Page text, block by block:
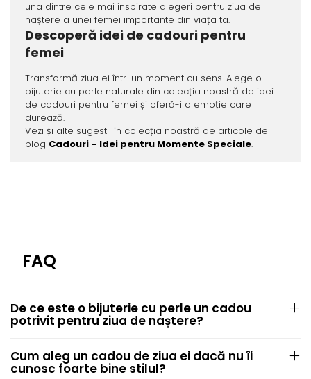
una dintre cele mai inspirate alegeri pentru ziua de
naștere a unei femei importante din viața ta.
Descoperă idei de cadouri pentru
femei
Transformă ziua ei într-un moment cu sens. Alege o
bijuterie cu perle naturale din colecția noastră de idei
de cadouri pentru femei și oferă-i o emoție care
durează.
Vezi și alte sugestii în colecția noastră de articole de
blog Cadouri – Idei pentru Momente Speciale.
FAQ
De ce este o bijuterie cu perle un cadou
potrivit pentru ziua de naștere?
Cum aleg un cadou de ziua ei dacă nu îi
cunosc foarte bine stilul?